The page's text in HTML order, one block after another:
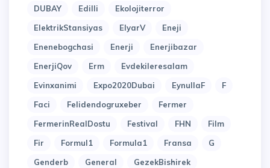
DUBAY
Edilli
Ekolojiterror
ElektrikStansiyas
ElyarV
Eneji
Enenebogchasi
Enerji
Enerjibazar
EnerjiQov
Erm
Evdekileresalam
Evinxanimi
Expo2020Dubai EynullaF
F
Faci
Felidendogruxeber
Fermer
FermerinRealDostu
Festival FHN
Film
Fir
Formul1 Formula1 Fransa
G
Genderb
General
GezekBishirek